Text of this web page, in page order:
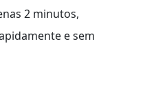
2 minutos,
e sem